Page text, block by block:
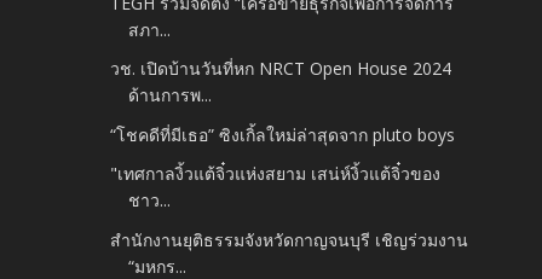
สภา...
วช. เปิดบ้านวันที่หก NRCT Open House 2024
ด้านการพ...
“โชคดีที่มีเธอ” ซิงเกิ้ลใหม่ล่าสุดจาก pluto boys
"เทศกาลงิ้วแต้จิ๋วแห่งสยาม เสน่ห์งิ้วแต้จิ๋วของ
ชาว...
สำนักงานยุติธรรมจังหวัดกาญจนบุรี เชิญร่วมงาน
“มหกร...